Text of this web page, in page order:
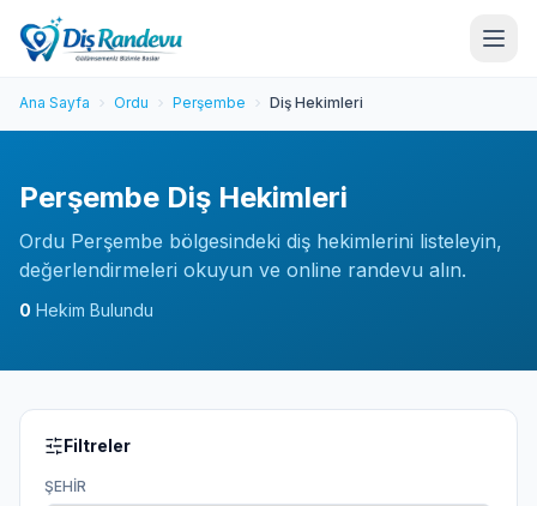
Ana Sayfa Ordu Perşembe Diş Hekimleri
Perşembe Diş Hekimleri
Ordu Perşembe bölgesindeki diş hekimlerini listeleyin,
değerlendirmeleri okuyun ve online randevu alın.
0 Hekim Bulundu
Filtreler
ŞEHIR